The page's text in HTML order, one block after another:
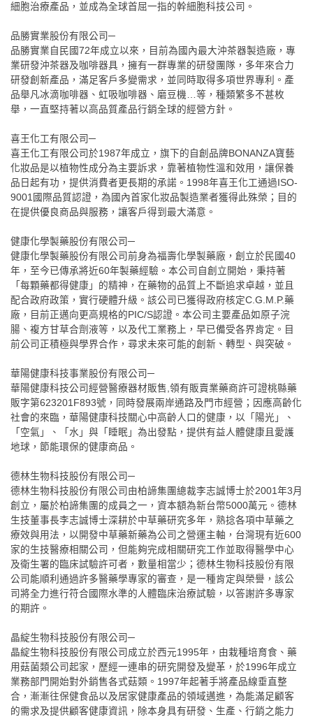
細胞治療產品，並成為全球首屈一指的幹細胞科技公司。
品勝實業股份有限公司─
品勝實業自民國72年成立以來，目前為國內最大沖茶器製造廠，專
業研發沖茶器及咖啡器具，擁有一群專業的研發團隊，多年來合力
研發創新產品，滿足客戶多變需求，並同時取得多項世界專利。產
品舉凡冰滴咖啡器、虹吸咖啡器、磨豆機…等，種類繁多不甚枚
舉，一直堅持著以高品質產品行銷全球的經營方針。
喜王化工有限公司─
喜王化工有限公司於1987年成立，旗下的自創品牌BONANZA寶藝
化妝品是以植物性成分為主要訴求，靠著植物性溫和效用，讓保養
品日起有功，提供消費者更長期的承諾。1998年喜王化工通過ISO-
9001國際品質認證，為國內首家化妝品製造業者獲得此殊榮；目的
在提供優良商品與服務，讓客戶得到最大滿意。
健康化學製藥股份有限公司─
健康化學製藥股份有限公司前身為福壽化學製藥廠，創立於民國40
年，至今已傳承將近60年製藥經驗。本公司自創立開始，秉持著
「每顆藥都得健康」的精神，在藥物的品質上不斷追求卓越，並且
配合政府政策，實行硬體升級。該公司已獲得政府核定C.G.M.P.藥
廠，目前正邁向更高規格的PIC/S認證。本公司主要產品如原子浣
腸、複方甘草合劑液等，以及代工業務上，早已備受各界肯定。目
前公司正積極與學界合作，尋求未來可能的創新、轉型、與突破。
華陽健康科技事業股份有限公司─
華陽健康科技公司經營醫療器材販售,領有販賣業藥商許可證桃縣藥
販字第623201F893號，同時發展兩岸通路及門市經營；因應高齡化
社會的來臨，華陽健康科技關心中高齡人口的健康，以「陽光」、
「空氣」、「水」與「睡眠」為出發點，提供有益人體健康且愛護
地球，節能環保的健康商品。
德林生物科技股份有限公司─
德林生物科技股份有限公司由柏諦集團總裁李志誠博士於2001年3月
創立，屬於柏諦集團的成員之一，資本額為新台幣5000萬元。德林
生技董事長李志誠博士深耕於中草藥研究多年，熟捻各項中草藥之
療效與用法，以開發中草藥新藥為公司之營運主軸，台灣現有近600
家的生技醫療相關公司，但能夠完成相關研究工作並取得醫學中心
及衛生署的臨床試驗許可者，數量相當少；德林生物科技股份有限
公司能順利通過許多醫藥學專家的審查，是一種肯定與榮譽，該公
司將全力進行符合國際水準的人體臨床治療試驗，以答謝許多專家
的期許。
晶綻生物科技股份有限公司─
晶綻生物科技股份有限公司成立於西元1995年，由栽種培育食、藥
用菇菌類公司起家，歷經一連串的研究開發及變革，於1996年成立
業務部門開始對外銷售各式菇類。1997年起著手將產品線垂直整
合，漸漸往保健食品以及居家健康產品的領域邁進，為能滿足顧客
的需求及提供顧客健康資訊，除本身具有研發、生產、行銷之能力